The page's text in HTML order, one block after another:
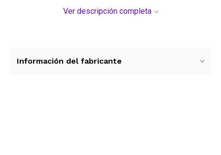
estilo mejorando la presencia de tu vehiculo en
lateral izquierdo cumple con los mas altos
Ver descripción completa
Información del fabricante